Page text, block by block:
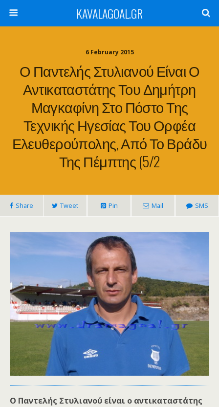
KAVALAGOAL.GR
6 February 2015
Ο Παντελής Στυλιανού Είναι Ο
Αντικαταστάτης Του Δημήτρη
Μαγκαφίνη Στο Πόστο Της
Τεχνικής Ηγεσίας Του Ορφέα
Ελευθερούπολης, Από Το Βράδυ
Της Πέμπτης (5/2
Share Tweet Pin Mail SMS
Ο Παντελής Στυλιανού είναι ο αντικαταστάτης